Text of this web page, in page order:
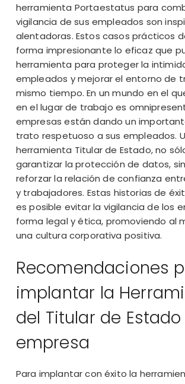
herramienta Portaestatus para
vigilancia de sus empleados son
alentadoras. Estos casos prácticos
forma impresionante lo eficaz que
herramienta para proteger la
empleados y mejorar el entorno de
mismo tiempo. En un mundo en el
en el lugar de trabajo es
empresas están dando un
trato respetuoso a sus empleados.
herramienta Titular de Estado, no
garantizar la protección de datos,
reforzar la relación de confianza
y trabajadores. Estas historias de
es posible evitar la vigilancia de los
forma legal y ética, promoviendo al
una cultura corporativa positiva.
Recomendaciones
implantar la
del Titular de
empresa
Para implantar con éxito la